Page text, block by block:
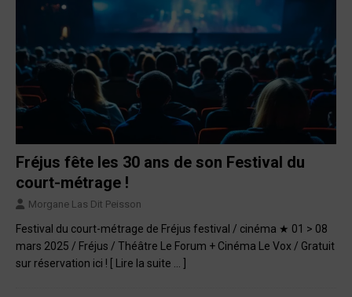
Fréjus fête les 30 ans de son Festival du
court-métrage !
Morgane Las Dit Peisson
Festival du court-métrage de Fréjus festival / cinéma ★ 01 > 08
mars 2025 / Fréjus / Théâtre Le Forum + Cinéma Le Vox / Gratuit
sur réservation ici !
[ Lire la suite … ]